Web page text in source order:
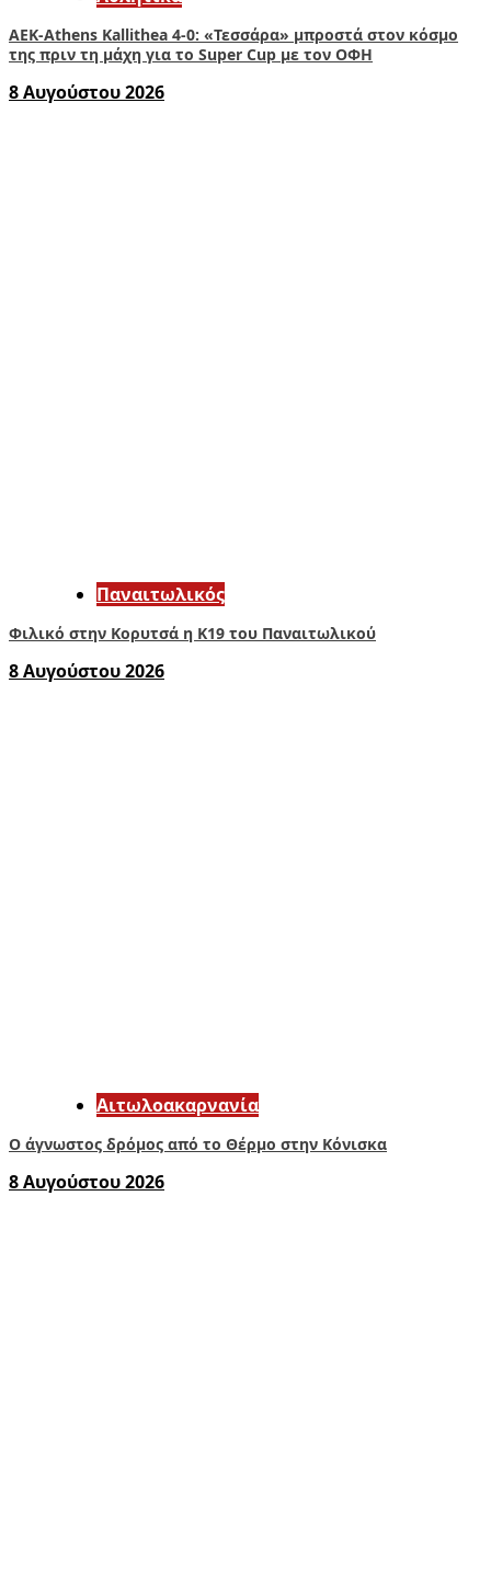
ΑΕΚ-Athens Kallithea 4-0: «Τεσσάρα» μπροστά στον κόσμο
της πριν τη μάχη για το Super Cup με τον ΟΦΗ
8 Αυγούστου 2026
Παναιτωλικός
Φιλικό στην Κορυτσά η Κ19 του Παναιτωλικού
8 Αυγούστου 2026
Αιτωλοακαρνανία
Ο άγνωστος δρόμος από το Θέρμο στην Κόνισκα
8 Αυγούστου 2026